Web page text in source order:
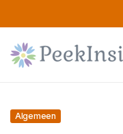
Algemeen